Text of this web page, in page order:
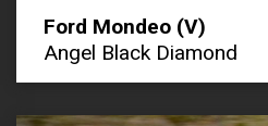
Ford Mondeo (V)
Angel Black Diamond